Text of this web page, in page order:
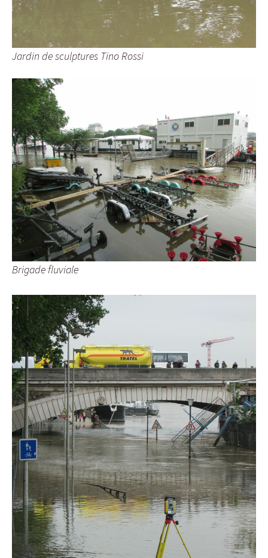
Jardin de sculptures Tino Rossi
Brigade fluviale